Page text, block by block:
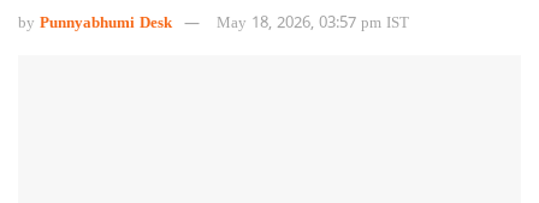
by Punnyabhumi Desk May 18, 2026, 03:57 pm IST